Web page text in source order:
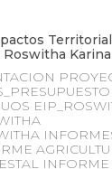
Roswitha